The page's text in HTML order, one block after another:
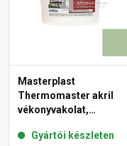
Masterplast
Thermomaster akril
vékonyvakolat,
41-C 25 kg
Gyártói készleten